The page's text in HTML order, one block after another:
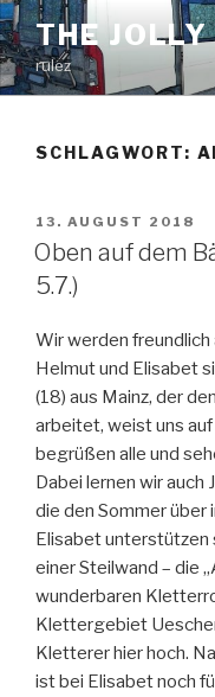
Zum
Inhalt
springen
THE
rulez
SCHLAGWORT:
VERÖFFENTLICHT
AM
13. AUGUST 2018
Oben auf dem
5.7.)
Wir werden
Helmut und Elisabet
(18) aus Mainz, der
arbeitet, weist uns
begrüßen alle und
Dabei lernen wir auch
die den Sommer über
Elisabet unterstützen
einer Steilwand – die
wunderbaren
Klettergebiet
Kletterer hier hoch.
ist bei Elisabet noch